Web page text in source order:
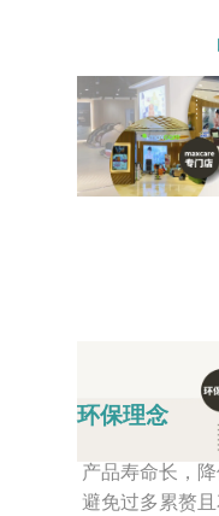
环保理念
产品寿命长，
避免过多累赘